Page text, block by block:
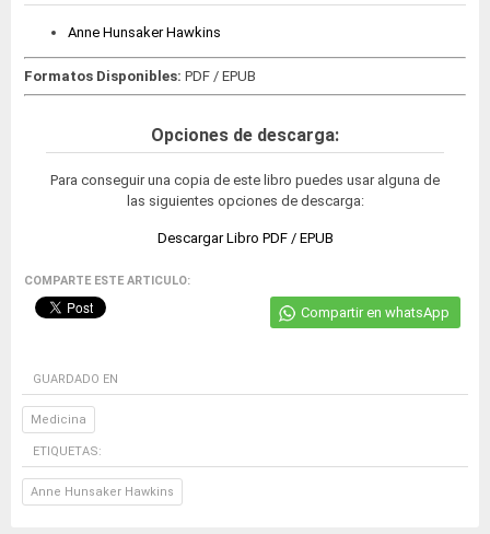
Anne Hunsaker Hawkins
Formatos Disponibles: PDF / EPUB
Opciones de descarga:
Para conseguir una copia de este libro puedes usar alguna de
las siguientes opciones de descarga:
Descargar Libro PDF / EPUB
COMPARTE ESTE ARTICULO:
Compartir en whatsApp
GUARDADO EN
Medicina
ETIQUETAS:
Anne Hunsaker Hawkins